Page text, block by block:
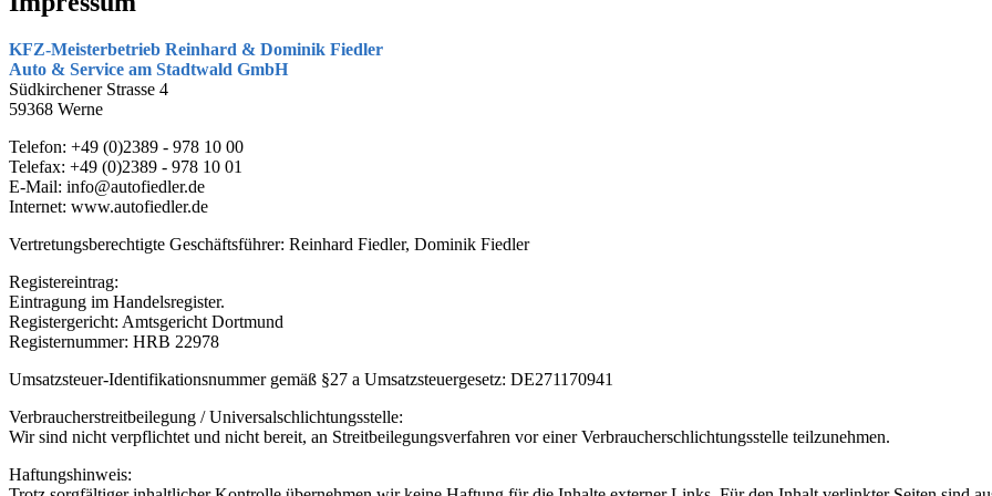
KFZ-Meisterbetrieb Reinhard & Dominik Fiedler
Auto & Service am Stadtwald GmbH
Südkirchener Strasse 4
59368 Werne
Telefon: +49 (0)2389 - 978 10 00
Telefax: +49 (0)2389 - 978 10 01
E-Mail: info@autofiedler.de
Internet: www.autofiedler.de
Vertretungsberechtigte Geschäftsführer: Reinhard Fiedler, Dominik Fiedler
Registereintrag:
Eintragung im Handelsregister.
Registergericht: Amtsgericht Dortmund
Registernummer: HRB 22978
Umsatzsteuer-Identifikationsnummer gemäß §27 a Umsatzsteuergesetz: DE271170941
Verbraucherstreitbeilegung / Universalschlichtungsstelle:
Wir sind nicht verpflichtet und nicht bereit, an Streitbeilegungsverfahren vor einer Verbraucherschlichtungsstelle teilzunehmen.
Haftungshinweis: